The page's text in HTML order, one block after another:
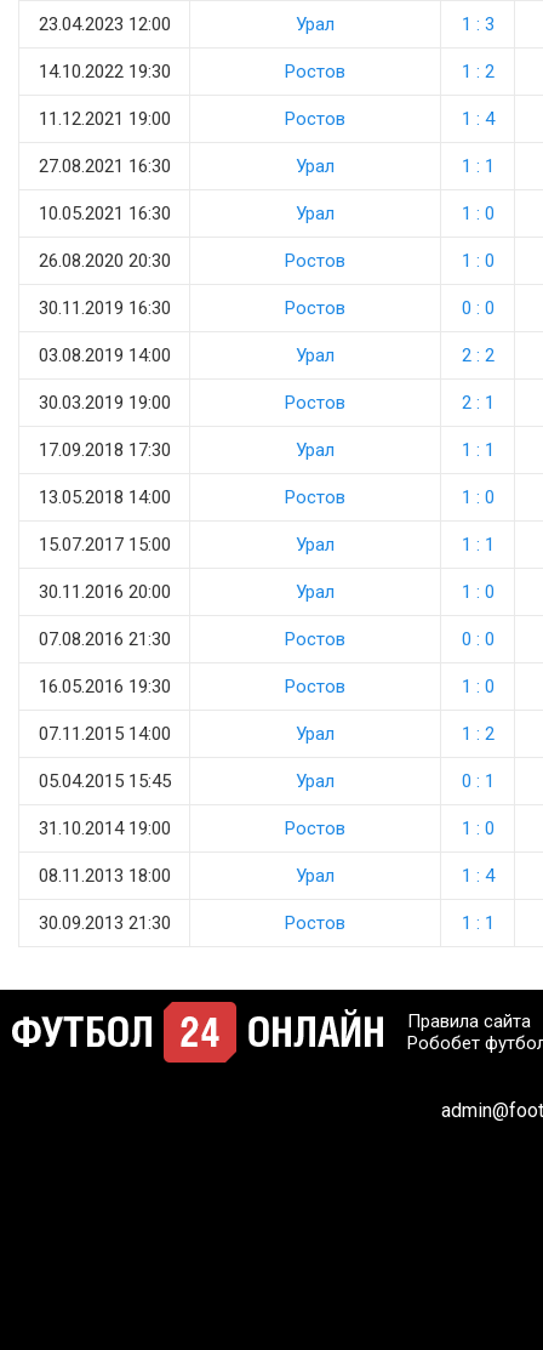
23.04.2023 12:00 Урал 1 : 3
14.10.2022 19:30 Ростов 1 : 2
11.12.2021 19:00 Ростов 1 : 4
27.08.2021 16:30 Урал 1 : 1
10.05.2021 16:30 Урал 1 : 0
26.08.2020 20:30 Ростов 1 : 0
30.11.2019 16:30 Ростов 0 : 0
03.08.2019 14:00 Урал 2 : 2
30.03.2019 19:00 Ростов 2 : 1
17.09.2018 17:30 Урал 1 : 1
13.05.2018 14:00 Ростов 1 : 0
15.07.2017 15:00 Урал 1 : 1
30.11.2016 20:00 Урал 1 : 0
07.08.2016 21:30 Ростов 0 : 0
16.05.2016 19:30 Ростов 1 : 0
07.11.2015 14:00 Урал 1 : 2
05.04.2015 15:45 Урал 0 : 1
31.10.2014 19:00 Ростов 1 : 0
08.11.2013 18:00 Урал 1 : 4
30.09.2013 21:30 Ростов 1 : 1
Правила сайта
Робобет